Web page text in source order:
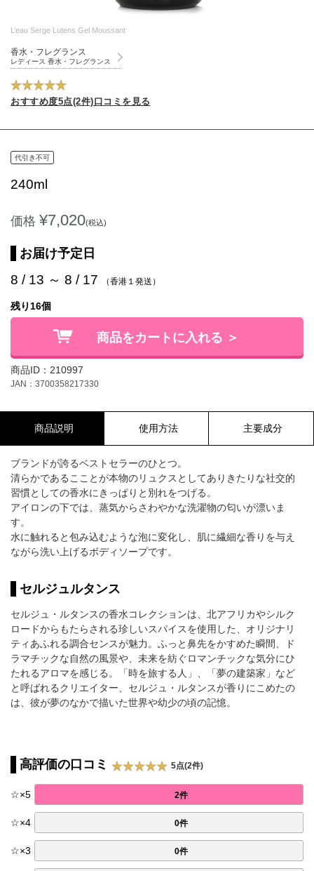
L’eau Serge Lutens Gel Moussant
香水・フレグランス
レディース 香水・フレグランス
おすすめ度5点(2件)口コミを見る
代引き不可
240ml
価格 ¥7,020(税込)
お届け予定日
8 / 13 ～ 8 / 17 （香港１発送）
残り16個
商品をカートに入れる ＞
商品ID：210997
JAN：3700358217330
商品説明 使用方法 主要成分
ブランドが誇るベストセラーのひとつ。
清らかであるこことが本物のリュクスとしてありきたりな社交的
習慣としての香水にきっぱりと別れをつげる。
アイロンの下では、蒸気からさわやかな洗濯物の匂いが漂いま
す。
水に触れると包み込むような泡に変化し、肌に繊細な香りを与え
ながら洗い上げるボディソープです。
セルジュルタンス
セルジュ・ルタンスの香水コレクションは、北アフリカやシルク
ロードからもたらされる珍しいスパイスを使用した、オリジナリ
ティあふれる調合センスが魅力。ふっと鼻先をかすめた瞬間、ド
ラマチックな自然の風景や、未来を紡ぐロマンチックな気分にひ
たれるアロマを感じる。「時を旅する人」、「夢の建築家」など
と呼ばれるクリエイター、セルジュ・ルタンスが香りにこめたの
は、彼が夢のなかで描いた世界や幼少の頃の記憶。
高評価の口コミ 5点(2件)
☆×5 2件
☆×4 0件
☆×3 0件